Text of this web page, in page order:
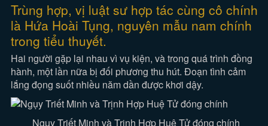
Trùng hợp, vị luật sư hợp tác cùng cô chính
là Hứa Hoài Tụng, nguyên mẫu nam chính
trong tiểu thuyết.
Hai người gặp lại nhau vì vụ kiện, và trong quá trình đồng
hành, một lần nữa bị đối phương thu hút. Đoạn tình cảm
lắng đọng suốt nhiều năm dần được khơi dậy.
Ngụy Triết Minh và Trịnh Hợp Huệ Tử đóng chính